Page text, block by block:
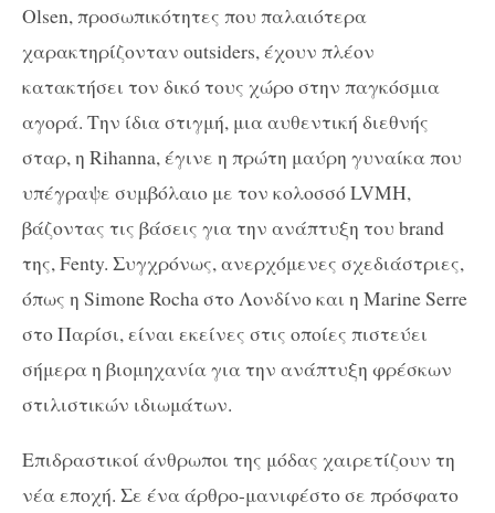
Olsen, προσωπικότητες που παλαιότερα
χαρακτηρίζονταν outsiders, έχουν πλέον
κατακτήσει τον δικό τους χώρο στην παγκόσμια
αγορά. Την ίδια στιγμή, μια αυθεντική διεθνής
σταρ, η Rihanna, έγινε η πρώτη μαύρη γυναίκα που
υπέγραψε συμβόλαιο με τον κολοσσό LVMH,
βάζοντας τις βάσεις για την ανάπτυξη του brand
της, Fenty. Συγχρόνως, ανερχόμενες σχεδιάστριες,
όπως η Simone Rocha στο Λονδίνο και η Marine Serre
στο Παρίσι, είναι εκείνες στις οποίες πιστεύει
σήμερα η βιομηχανία για την ανάπτυξη φρέσκων
στιλιστικών ιδιωμάτων.
Επιδραστικοί άνθρωποι της μόδας χαιρετίζουν τη
νέα εποχή. Σε ένα άρθρο-μανιφέστο σε πρόσφατο